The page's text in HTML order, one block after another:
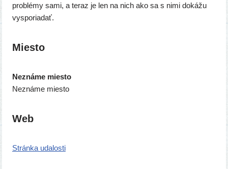
prob­lé­my sami, a teraz je len na nich ako sa s nimi doká­žu
vysporiadať.
Miesto
Neznáme mies­to
Neznáme mies­to
Web
Stránka uda­los­ti